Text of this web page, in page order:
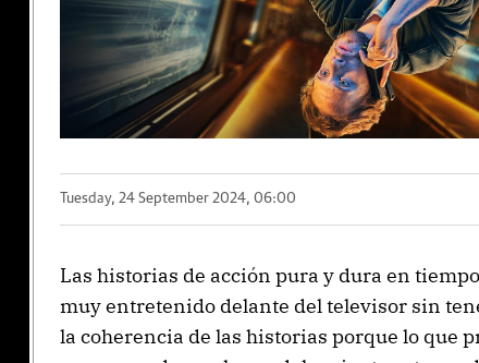
Tuesday, 24 September 2024, 06:00
Las historias de acción pura y dura en
muy entretenido delante del televisor sin
la coherencia de las historias porque lo que